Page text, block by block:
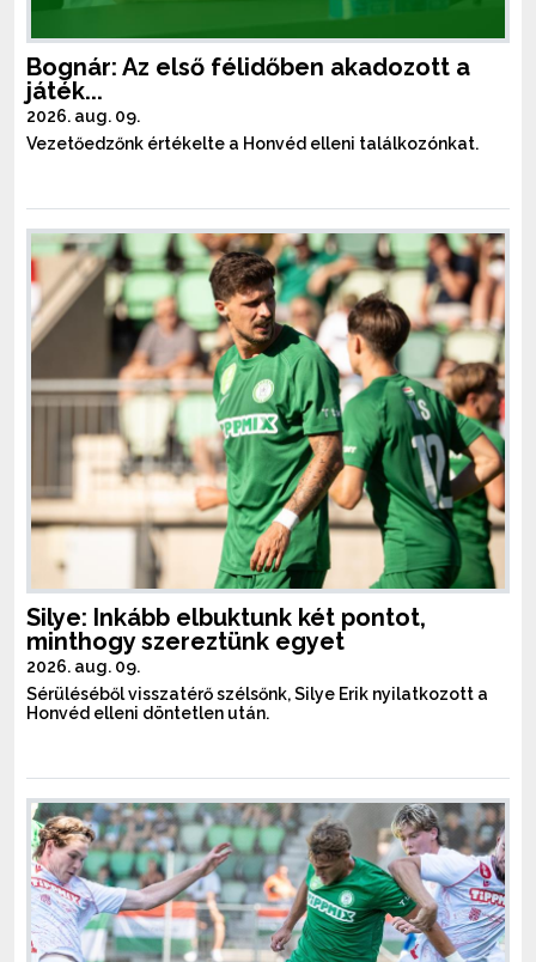
Bognár: Az első félidőben akadozott a
játék...
2026. aug. 09.
Vezetőedzőnk értékelte a Honvéd elleni találkozónkat.
Silye: Inkább elbuktunk két pontot,
minthogy szereztünk egyet
2026. aug. 09.
Sérüléséből visszatérő szélsőnk, Silye Erik nyilatkozott a
Honvéd elleni döntetlen után.